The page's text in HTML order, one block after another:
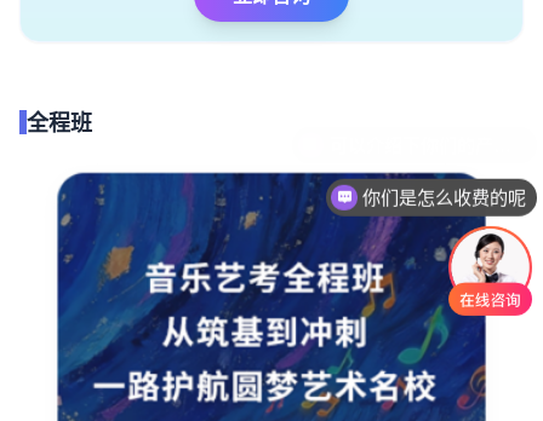
全程班
你们是怎么收费的呢